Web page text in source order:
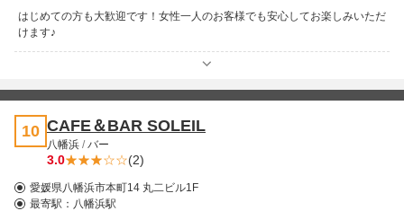
はじめての方も大歓迎です！女性一人のお客様でも安心してお楽しみいただ
けます♪
10 CAFE＆BAR SOLEIL
八幡浜 /バー
3.0 (2)
愛媛県八幡浜市本町14 丸二ビル1F
最寄駅： 八幡浜駅